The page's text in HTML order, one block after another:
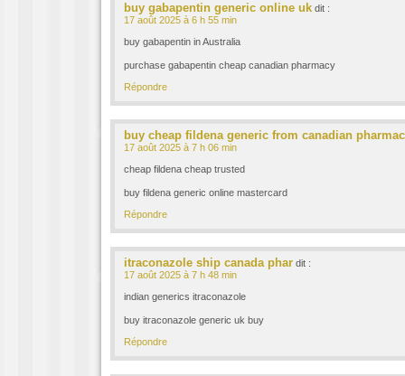
buy gabapentin generic online uk dit :
17 août 2025 à 6 h 55 min
buy gabapentin in Australia
purchase gabapentin cheap canadian pharmacy
Répondre
buy cheap fildena generic from canadian
17 août 2025 à 7 h 06 min
cheap fildena cheap trusted
buy fildena generic online mastercard
Répondre
itraconazole ship canada phar dit :
17 août 2025 à 7 h 48 min
indian generics itraconazole
buy itraconazole generic uk buy
Répondre